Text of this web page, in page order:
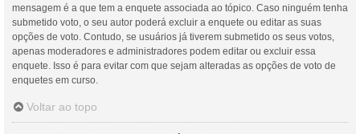
mensagem é a que tem a enquete associada ao tópico. Caso ninguém tenha
submetido voto, o seu autor poderá excluir a enquete ou editar as suas
opções de voto. Contudo, se usuários já tiverem submetido os seus votos,
apenas moderadores e administradores podem editar ou excluir essa
enquete. Isso é para evitar com que sejam alteradas as opções de voto de
enquetes em curso.
Voltar ao topo